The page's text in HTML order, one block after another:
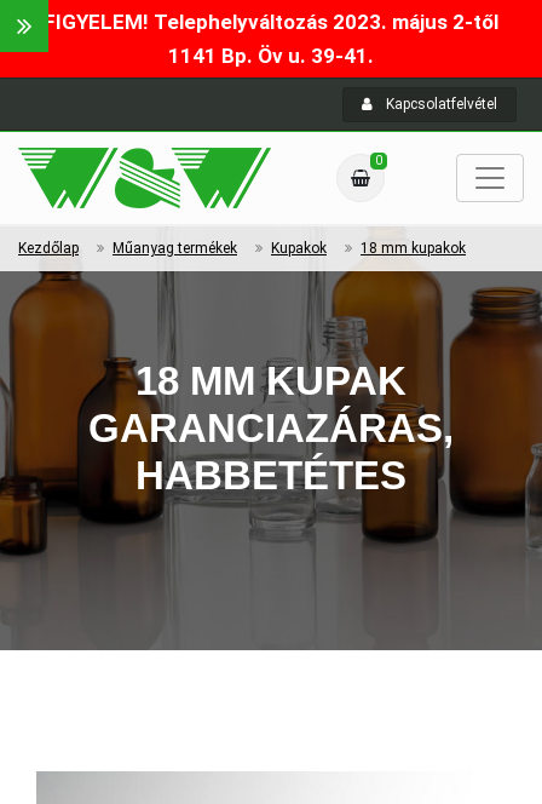
FIGYELEM! Telephelyváltozás 2023. május 2-től
1141 Bp. Öv u. 39-41.
Kapcsolatfelvétel
0
Kezdőlap Műanyag termékek Kupakok 18 mm kupakok
18 MM KUPAK
GARANCIAZÁRAS,
HABBETÉTES